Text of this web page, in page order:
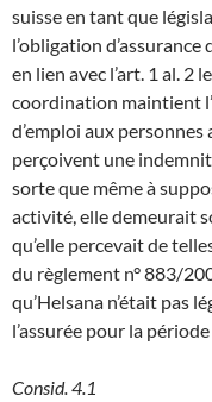
suisse en tant que
l’obligation d’assurance
en lien avec l’art. 1 al. 2
coordination maintient
d’emploi aux
perçoivent une
sorte que même à
activité, elle demeurait
qu’elle percevait de
du règlement n° 883/
qu’Helsana n’était pas
l’assurée pour la
Consid. 4.1